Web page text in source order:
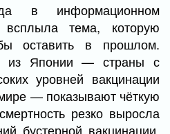
в информационном
всплыла тема, которую
оставить в прошлом.
из Японии — страны с
уровней вакцинации
— показывают чёткую
резко выросла
бустерной вакцинации.